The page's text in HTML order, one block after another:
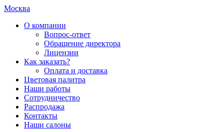
Москва
О компании
Вопрос-ответ
Обращение директора
Лицензии
Как заказать?
Оплата и доставка
Цветовая палитра
Наши работы
Сотрудничество
Распродажа
Контакты
Наши салоны